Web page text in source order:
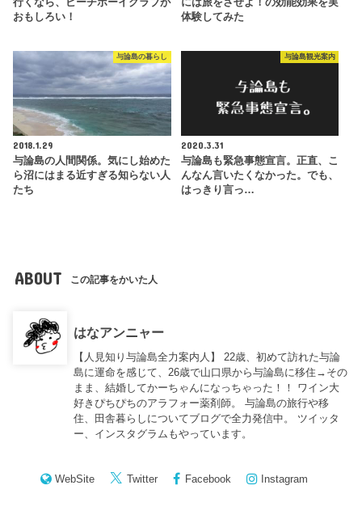
行くなら、ビーチボーイクラブが
おもしろい！
には旅をさせよ！の効能効果を実
体験してみた
与論島の暮らし
2018.1.29
与論島の人間関係。気にし始めた
ら沼にはまる近すぎる知らない人
たち
与論島観光案内
2020.3.31
与論島も緊急事態宣言。正直、こ
んなん言いたくなかった。でも、
はっきり言っ…
ABOUT この記事をかいた人
はなアンニャー
【人見知り与論島全力案内人】 22歳、初めて訪れた与論
島に運命を感じて、26歳で山口県から与論島に移住→その
まま、結婚してかーちゃんになっちゃった！！ ワイン大
好きぴちぴちのアラフォー薬剤師。 与論島の旅行や移
住、田舎暮らしについてブログで全力発信中。 ツイッタ
ー、インスタグラムもやっています。
WebSite Twitter Facebook Instagram